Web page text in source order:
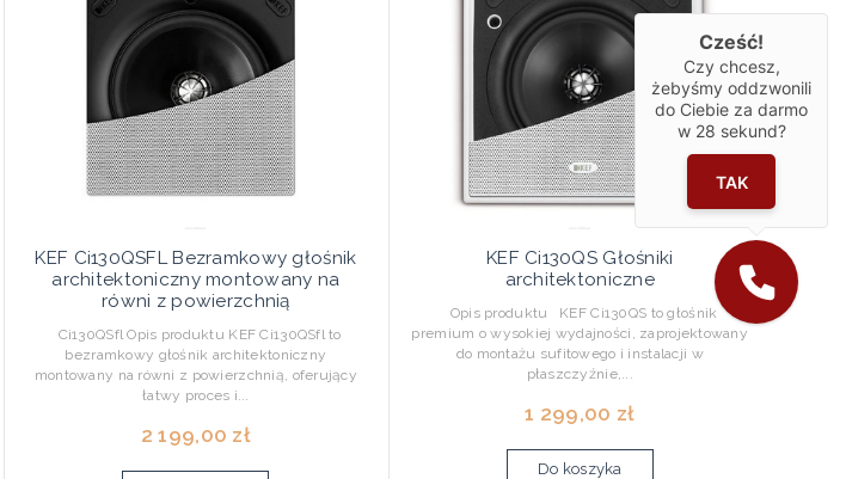
KEF Ci130QSFL Bezramkowy głośnik
architektoniczny montowany na
równi z powierzchnią
Ci130QSfl Opis produktu KEF Ci130QSfl to
bezramkowy głośnik architektoniczny
montowany na równi z powierzchnią, oferujący
łatwy proces i...
2 199,00 zł
KEF Ci130QS Głośniki
architektoniczne
Opis produktu KEF Ci130QS to głośnik
premium o wysokiej wydajności, zaprojektowany
do montażu sufitowego i instalacji w
płaszczyźnie,...
1 299,00 zł
Do koszyka
Cześć!
Czy chcesz,
żebyśmy oddzwonili
do Ciebie za darmo
w 28 sekund?
TAK